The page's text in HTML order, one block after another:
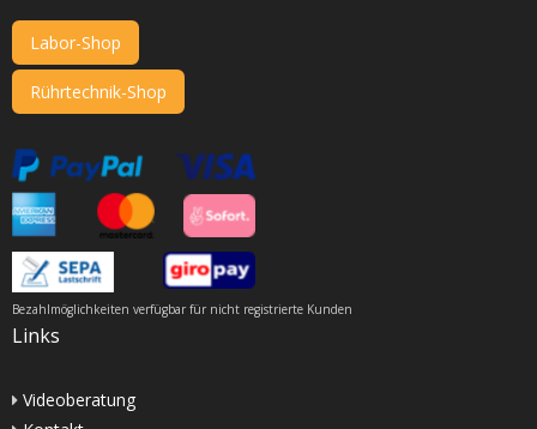
Labor-Shop
Rührtechnik-Shop
Bezahlmöglichkeiten verfügbar für nicht registrierte Kunden
Links
Videoberatung